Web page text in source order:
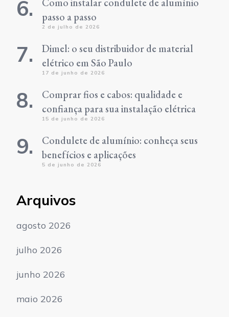
passo a passo
2 de julho de 2026
Dimel: o seu distribuidor de material
elétrico em São Paulo
17 de junho de 2026
Comprar fios e cabos: qualidade e
confiança para sua instalação elétrica
15 de junho de 2026
Condulete de alumínio: conheça seus
benefícios e aplicações
5 de junho de 2026
Arquivos
agosto 2026
julho 2026
junho 2026
maio 2026